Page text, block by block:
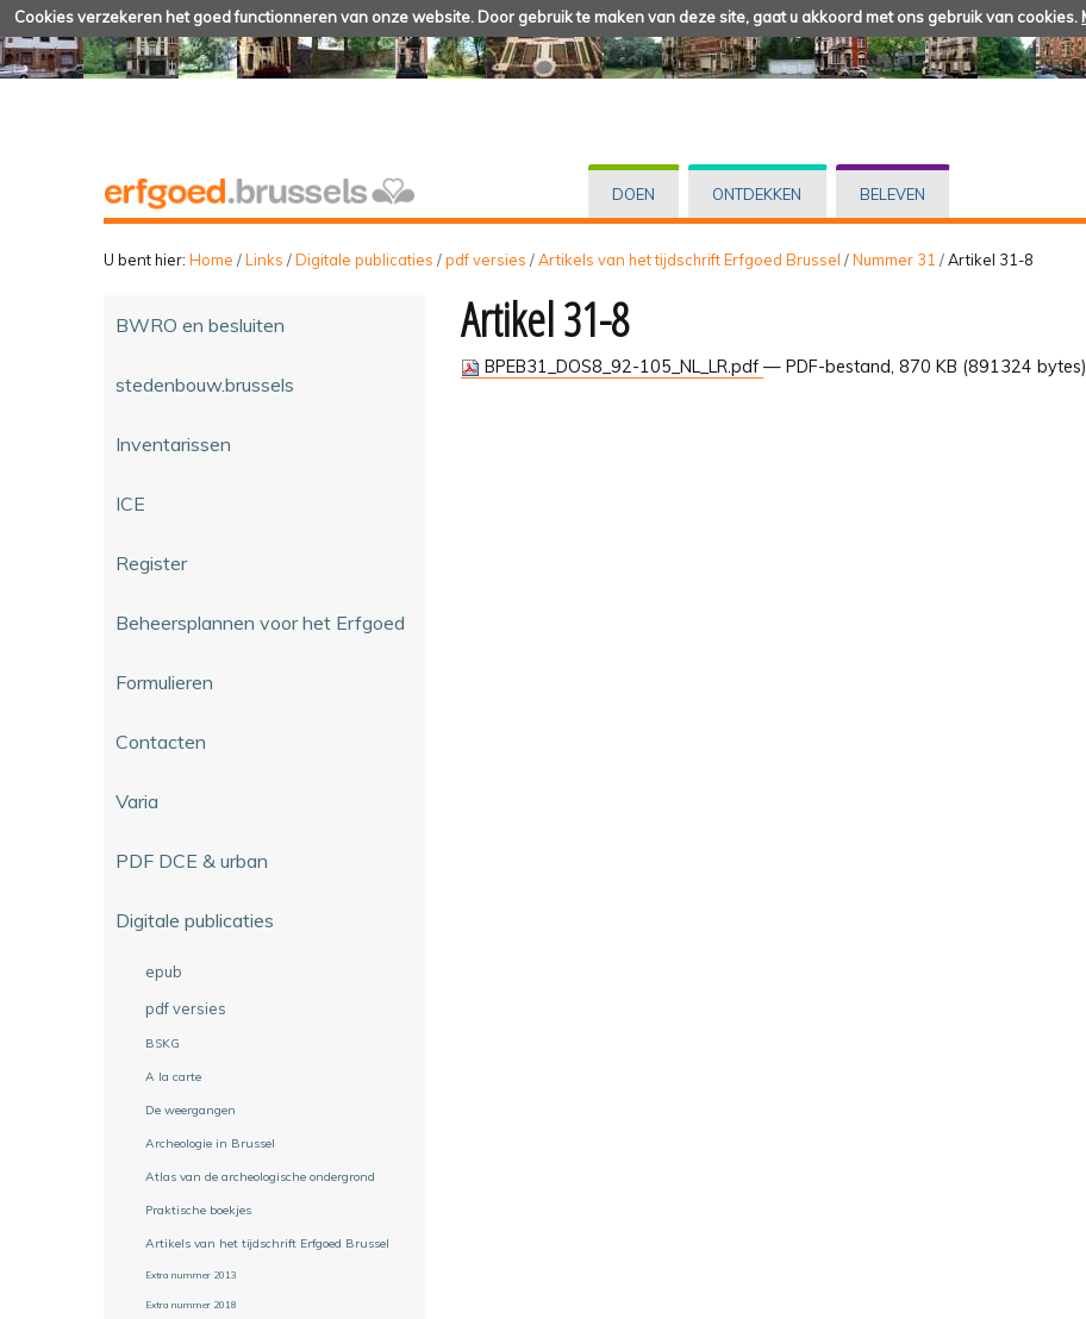
Cookies verzekeren het goed functionneren van onze website. Door gebruik te maken van deze site, gaat u akkoord met ons gebruik van cookies.
DOEN ONTDEKKEN BELEVEN
U bent hier: Home /Links /Digitale publicaties /pdf versies /Artikels van het tijdschrift Erfgoed Brussel /Nummer 31 /Artikel 31-8
BWRO en besluiten
stedenbouw.brussels
Inventarissen
ICE
Register
Beheersplannen voor het Erfgoed
Formulieren
Contacten
Varia
PDF DCE & urban
Digitale publicaties
epub
pdf versies
BSKG
A la carte
De weergangen
Archeologie in Brussel
Atlas van de archeologische ondergrond
Praktische boekjes
Artikels van het tijdschrift Erfgoed Brussel
Extra nummer 2013
Extra nummer 2018
Artikel 31-8
BPEB31_DOS8_92-105_NL_LR.pdf — PDF-bestand, 870 KB (891324 bytes)